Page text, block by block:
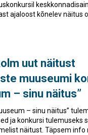
ajaloost kõnelev näitus
uut näitust
muuseumi
– sinu näitus”
– sinu näitus”
ja konkursi tulemuseks
näitust. Täpsem info